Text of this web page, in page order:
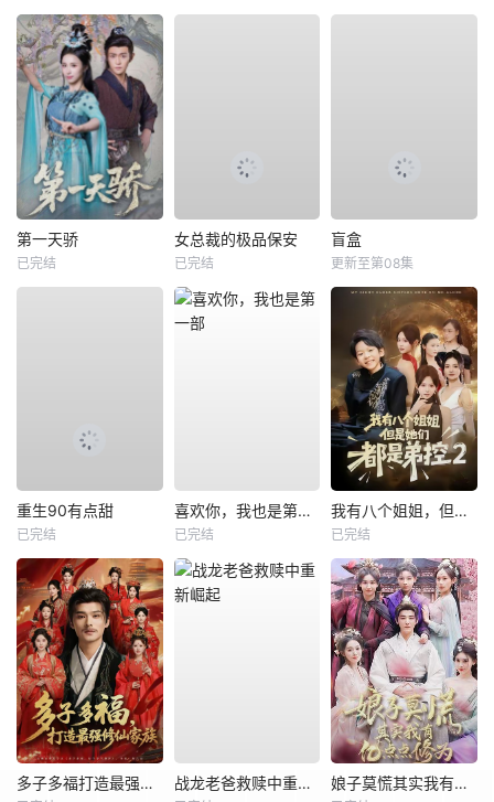
第一天骄
已完结
女总裁的极品保安
已完结
盲盒
更新至第08集
重生90有点甜
已完结
喜欢你，我也是第一部
已完结
我有八个姐姐，但是他们都是弟控2
已完结
多子多福打造最强修仙家族 战龙老爸救赎中重新崛起 娘子莫慌其实我有亿点点修为